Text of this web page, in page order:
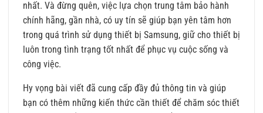
nhất. Và đừng quên, việc lựa chọn trung tâm bảo hành
chính hãng, gần nhà, có uy tín sẽ giúp bạn yên tâm hơn
trong quá trình sử dụng thiết bị Samsung, giữ cho thiết bị
luôn trong tình trạng tốt nhất để phục vụ cuộc sống và
công việc.
Hy vọng bài viết đã cung cấp đầy đủ thông tin và giúp
bạn có thêm những kiến thức cần thiết để chăm sóc thiết